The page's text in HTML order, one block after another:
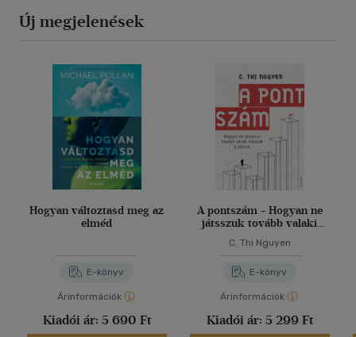
Új megjelenések
Hogyan változtasd meg az
elméd
E-könyv
Árinformációk
Kiadói ár: 5 690 Ft
A pontszám - Hogyan ne
játsszuk tovább valaki
C. Thi Nguyen
E-könyv
Árinformációk
Kiadói ár: 5 299 Ft